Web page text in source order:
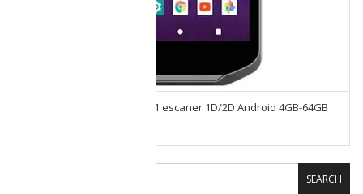
Terminal Movil Emdoor Q51 escaner 1D/2D Android 4GB-64GB
SEARCH